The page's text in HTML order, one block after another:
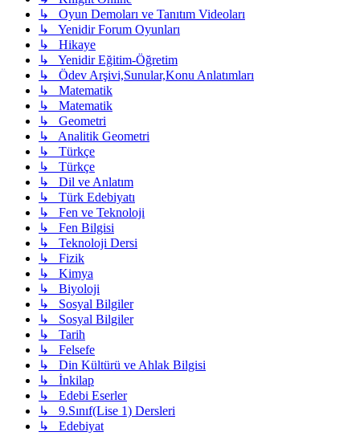
↳ Oyun Demoları ve Tanıtım Videoları
↳ Yenidir Forum Oyunları
↳ Hikaye
↳ Yenidir Eğitim-Öğretim
↳ Ödev Arşivi,Sunular,Konu Anlatımları
↳ Matematik
↳ Matematik
↳ Geometri
↳ Analitik Geometri
↳ Türkçe
↳ Türkçe
↳ Dil ve Anlatım
↳ Türk Edebiyatı
↳ Fen ve Teknoloji
↳ Fen Bilgisi
↳ Teknoloji Dersi
↳ Fizik
↳ Kimya
↳ Biyoloji
↳ Sosyal Bilgiler
↳ Sosyal Bilgiler
↳ Tarih
↳ Felsefe
↳ Din Kültürü ve Ahlak Bilgisi
↳ İnkilap
↳ Edebi Eserler
↳ 9.Sınıf(Lise 1) Dersleri
↳ Edebiyat